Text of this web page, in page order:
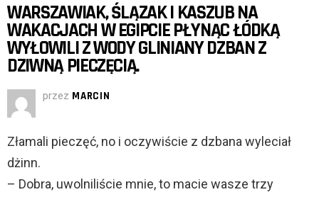
WARSZAWIAK, ŚLĄZAK I KASZUB NA
WAKACJACH W EGIPCIE PŁYNĄC ŁÓDKĄ
WYŁOWILI Z WODY GLINIANY DZBAN Z
DZIWNĄ PIECZĘCIĄ.
przez MARCIN
Złamali pieczęć, no i oczywiście z dzbana wyleciał
dżinn.
– Dobra, uwolniliście mnie, to macie wasze trzy